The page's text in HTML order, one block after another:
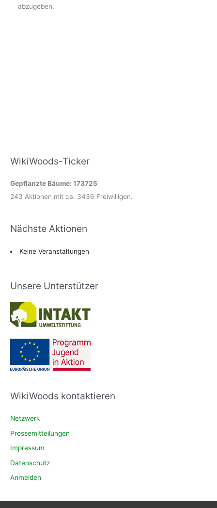
abzugeben.
WikiWoods-Ticker
Gepflanzte Bäume: 173725
243 Aktionen mit ca. 3436 Freiwilligen.
Nächste Aktionen
Keine Veranstaltungen
Unsere Unterstützer
WikiWoods kontaktieren
Netzwerk
Pressemitteilungen
Impressum
Datenschutz
Anmelden